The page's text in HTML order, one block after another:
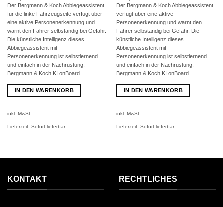
Der Bergmann & Koch Abbiegeassistent
für die linke Fahrzeugseite verfügt über
eine aktive Personenerkennung und
warnt den Fahrer selbständig bei Gefahr.
Die künstliche Intelligenz dieses
Abbiegeassistent mit
Personenerkennung ist selbstlernend
und einfach in der Nachrüstung.
Bergmann & Koch KI onBoard.
IN DEN WARENKORB
inkl. MwSt.
Lieferzeit: Sofort lieferbar
Der Bergmann & Koch Abbiegeassistent
verfügt über eine aktive
Personenerkennung und warnt den
Fahrer selbständig bei Gefahr. Die
künstliche Intelligenz dieses
Abbiegeassistent mit
Personenerkennung ist selbstlernend
und einfach in der Nachrüstung.
Bergmann & Koch KI onBoard.
IN DEN WARENKORB
inkl. MwSt.
Lieferzeit: Sofort lieferbar
KONTAKT RECHTLICHES